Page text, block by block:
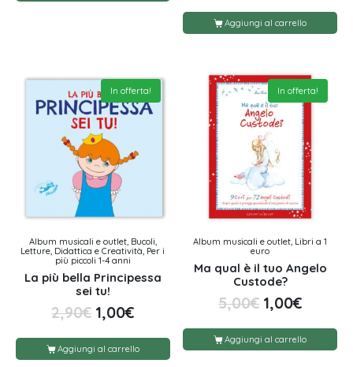
Aggiungi al carrello
In offerta!
Album musicali e outlet, Bucoli,
Letture, Didattica e Creatività, Per i
più piccoli 1-4 anni
La più bella Principessa
sei tu!
2,90€ 1,00€
Aggiungi al carrello
In offerta!
Album musicali e outlet, Libri a 1
euro
Ma qual è il tuo Angelo
Custode?
5,00€ 1,00€
Aggiungi al carrello